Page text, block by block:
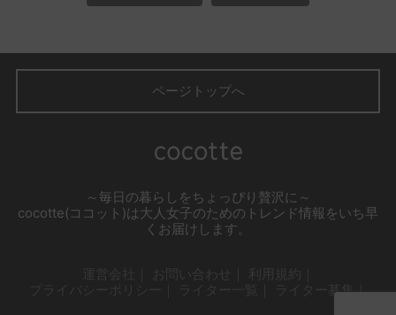
ページトップへ
～毎日の暮らしをちょっぴり贅沢に～
cocotte(ココット)は大人女子のためのトレンド情報をいち早
くお届けします。
ライター募集